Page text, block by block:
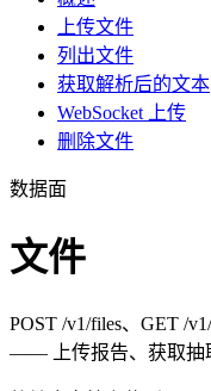
上传文件
列出文件
获取解析后的文本
WebSocket 上传
删除文件
数据面
文件
POST /v1/files、GET /
—— 上传报告、获取抽